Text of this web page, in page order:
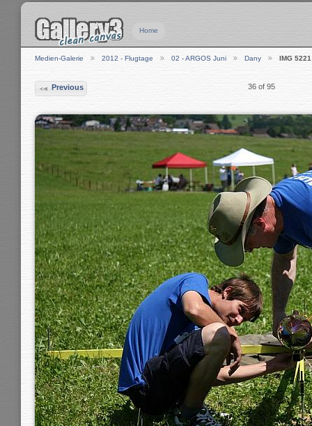
Home
Medien-Galerie 2012 - Flugtage 02 - ARGOS Juni Dany IMG 5221
Previous 36 of 95